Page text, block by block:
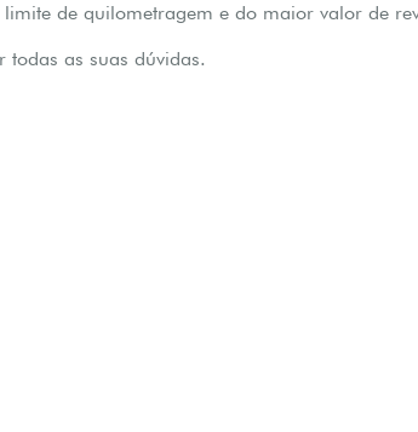
de quilometragem e do maior valor de
todas as suas dúvidas.